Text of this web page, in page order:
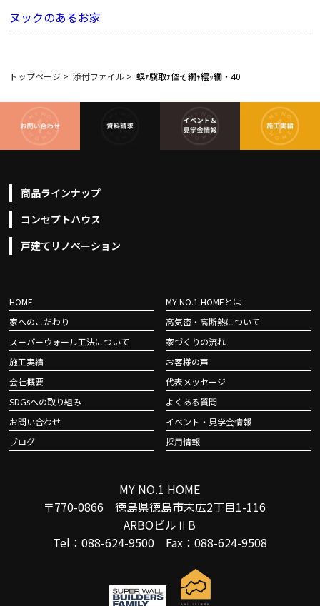
ヌックのあるお家
トップページ > 添付ファイル > 螟ｧ驥取ｧ倥そ繝ｬ繧ｯ繝・40
商品ラインナップ
コンセプトハウス
戸建てリノベーション
HOME
MY NO.1 HOMEとは
家へのこだわり
高気密・高断熱について
スーパーウォール工法について
家づくりの流れ
施工実績
お客様の声
会社概要
代表メッセージ
SDGsへの取り組み
よくある質問
お問い合わせ
イベント・見学会情報
ブログ
採用情報
MY NO.1 HOME
〒770-0866 徳島県徳島市末広2丁目1-116
ARBOビルⅡB
Tel：088-624-9500 Fax：088-624-9508